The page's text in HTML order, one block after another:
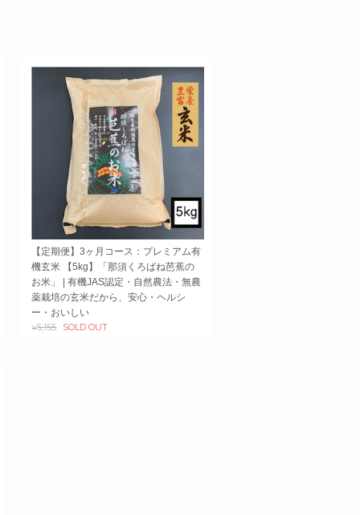
【定期便】3ヶ月コース：プレミアム有
機玄米 【5kg】「那須くろばね芭蕉の
お米」 | 有機JAS認定・自然農法・無農
薬栽培の玄米だから、安心・ヘルシ
ー・おいしい
¥5,155 SOLD OUT